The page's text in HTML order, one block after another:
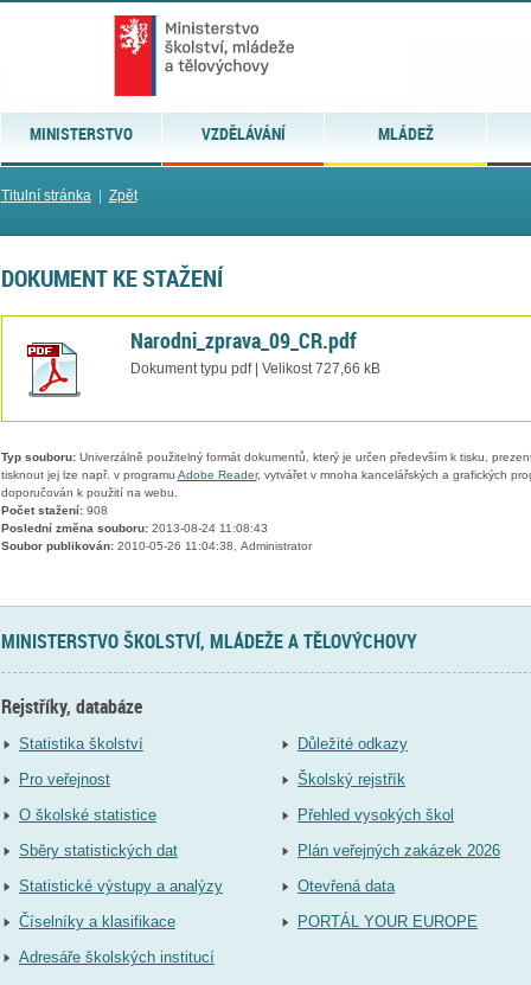
MINISTERSTVO VZDĚLÁVÁNÍ MLÁDEŽ
Titulní stránka| Zpět
DOKUMENT KE STAŽENÍ
Narodni_zprava_09_CR.pdf
Dokument typu pdf | Velikost 727,66 kB
Typ souboru:Univerzálně použitelný formát dokumentů, který je určen především k tisku,
tisknout jej lze např. v programu Adobe Reader, vytvářet v mnoha kancelářských a grafických
doporučován k použití na webu.
Počet stažení:908
Poslední změna souboru:2013-08-24 11:08:43
Soubor publikován:2010-05-26 11:04:38, Administrator
MINISTERSTVO ŠKOLSTVÍ, MLÁDEŽE A TĚLOVÝCHOVY
Rejstříky, databáze
Statistika školství
Pro veřejnost
O školské statistice
Sběry statistických dat
Statistické výstupy a analýzy
Číselníky a klasifikace
Adresáře školských institucí
Důležité odkazy
Školský rejstřík
Přehled vysokých škol
Plán veřejných zakázek 2026
Otevřená data
PORTÁL YOUR EUROPE